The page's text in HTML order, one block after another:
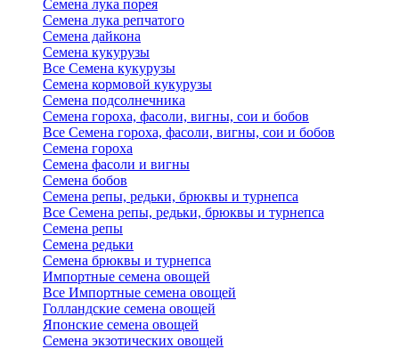
Семена лука порея
Семена лука репчатого
Семена дайкона
Семена кукурузы
Все Семена кукурузы
Семена кормовой кукурузы
Семена подсолнечника
Семена гороха, фасоли, вигны, сои и бобов
Все Семена гороха, фасоли, вигны, сои и бобов
Семена гороха
Семена фасоли и вигны
Семена бобов
Семена репы, редьки, брюквы и турнепса
Все Семена репы, редьки, брюквы и турнепса
Семена репы
Семена редьки
Семена брюквы и турнепса
Импортные семена овощей
Все Импортные семена овощей
Голландские семена овощей
Японские семена овощей
Семена экзотических овощей